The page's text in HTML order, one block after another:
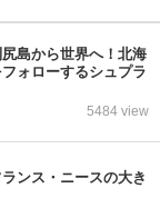
島から世界へ！北海
ォローするシュプラ
5484 view
ンス・ニースの大き